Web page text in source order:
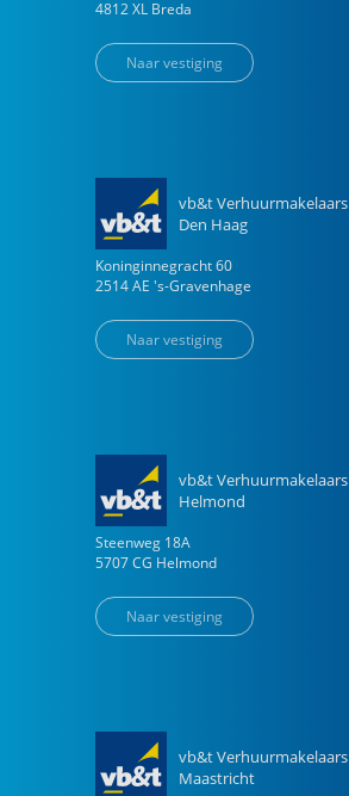
4812 XL Breda
Naar vestiging
vb&t Verhuurmakelaars
Den Haag
Koninginnegracht 60
2514 AE 's-Gravenhage
Naar vestiging
vb&t Verhuurmakelaars
Helmond
Steenweg 18A
5707 CG Helmond
Naar vestiging
vb&t Verhuurmakelaars
Maastricht